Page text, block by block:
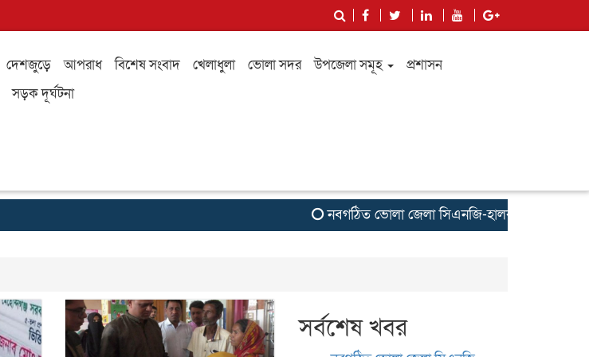
দেশজুড়ে আপরাধ বিশেষ সংবাদ খেলাধুলা ভোলা সদর উপজেলা সমূহ
প্রশাসন
সড়ক দূর্ঘটনা
নবগঠিত ভোলা জেলা সিএনজি-হালকাযান পরিবহন শ্রমিক
সর্বশেষ খবর